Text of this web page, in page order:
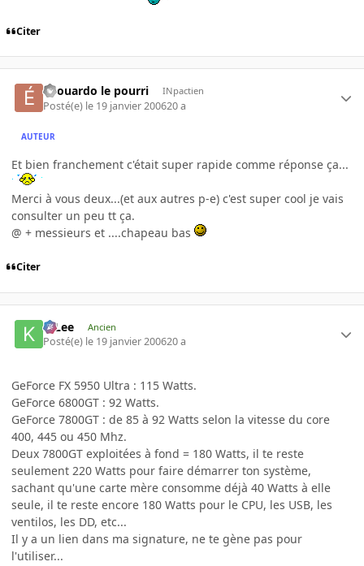
Citer
édouardo le pourri INpactien
Posté(e) le 19 janvier 200620 a
AUTEUR
Et bien franchement c'était super rapide comme réponse ça...
Merci à vous deux...(et aux autres p-e) c'est super cool je vais
consulter un peu tt ça.
@ + messieurs et ....chapeau bas
Citer
K-Lee Ancien
Posté(e) le 19 janvier 200620 a
GeForce FX 5950 Ultra : 115 Watts.
GeForce 6800GT : 92 Watts.
GeForce 7800GT : de 85 à 92 Watts selon la vitesse du core
400, 445 ou 450 Mhz.
Deux 7800GT exploitées à fond = 180 Watts, il te reste
seulement 220 Watts pour faire démarrer ton système,
sachant qu'une carte mère consomme déjà 40 Watts à elle
seule, il te reste encore 180 Watts pour le CPU, les USB, les
ventilos, les DD, etc...
Il y a un lien dans ma signature, ne te gène pas pour
l'utiliser...